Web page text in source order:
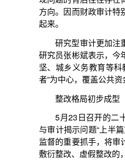
据了解，有关部门按照工作职责，
同，打出一套审计整改“组合拳”，有效
果作为考核、任免、奖惩被审计领导干
计查出的突出问题开展跟踪监督，把审
的参考；中央审计办、审计署开展审计
增强整改质效。
在重点督办方面，审计与纪检监
送、及时查办、及时反馈机制，以审计
体责任落实为落脚点的贯通协同工作机
“本报告反映的是此次中央预算执
些问题，审计署依法征求了被审计单位
重大违纪违法问题线索，依纪依法移交
部门和单位正在积极整改。审计署将跟